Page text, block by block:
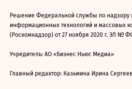
Решение Федеральной службы по надзору
информационных технологий и массовых
(Роскомнадзор) от 27 ноября 2020 г. ЭЛ № ФС
Учредитель: АО «Бизнес Ньюс Медиа»
Главный редактор: Казьмина Ирина